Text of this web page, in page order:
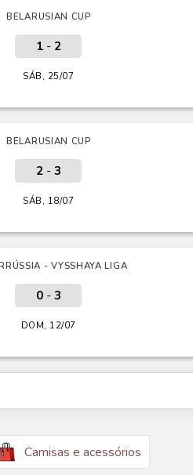
BELARUSIAN CUP
1- 2
SÁB, 25/07
BELARUSIAN CUP
2- 3
SÁB, 18/07
- VYSSHAYA LIGA
0- 3
DOM, 12/07
Camisas e acessórios